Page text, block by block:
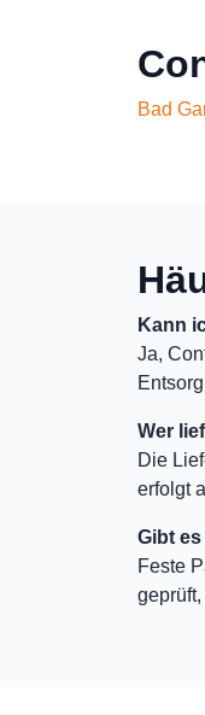
Bad
Kann
Ja,
Wer
Die
erfolgt
Gibt
Feste